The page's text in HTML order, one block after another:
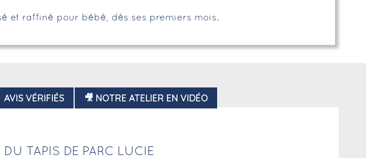
et raffiné pour bébé, dès ses premiers mois.
AVIS VÉRIFIÉS 🎥 NOTRE ATELIER EN VIDÉO
TAPIS DE PARC LUCIE